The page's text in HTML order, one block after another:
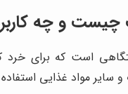
و چه
است که برای خرد
سایر مواد غذایی